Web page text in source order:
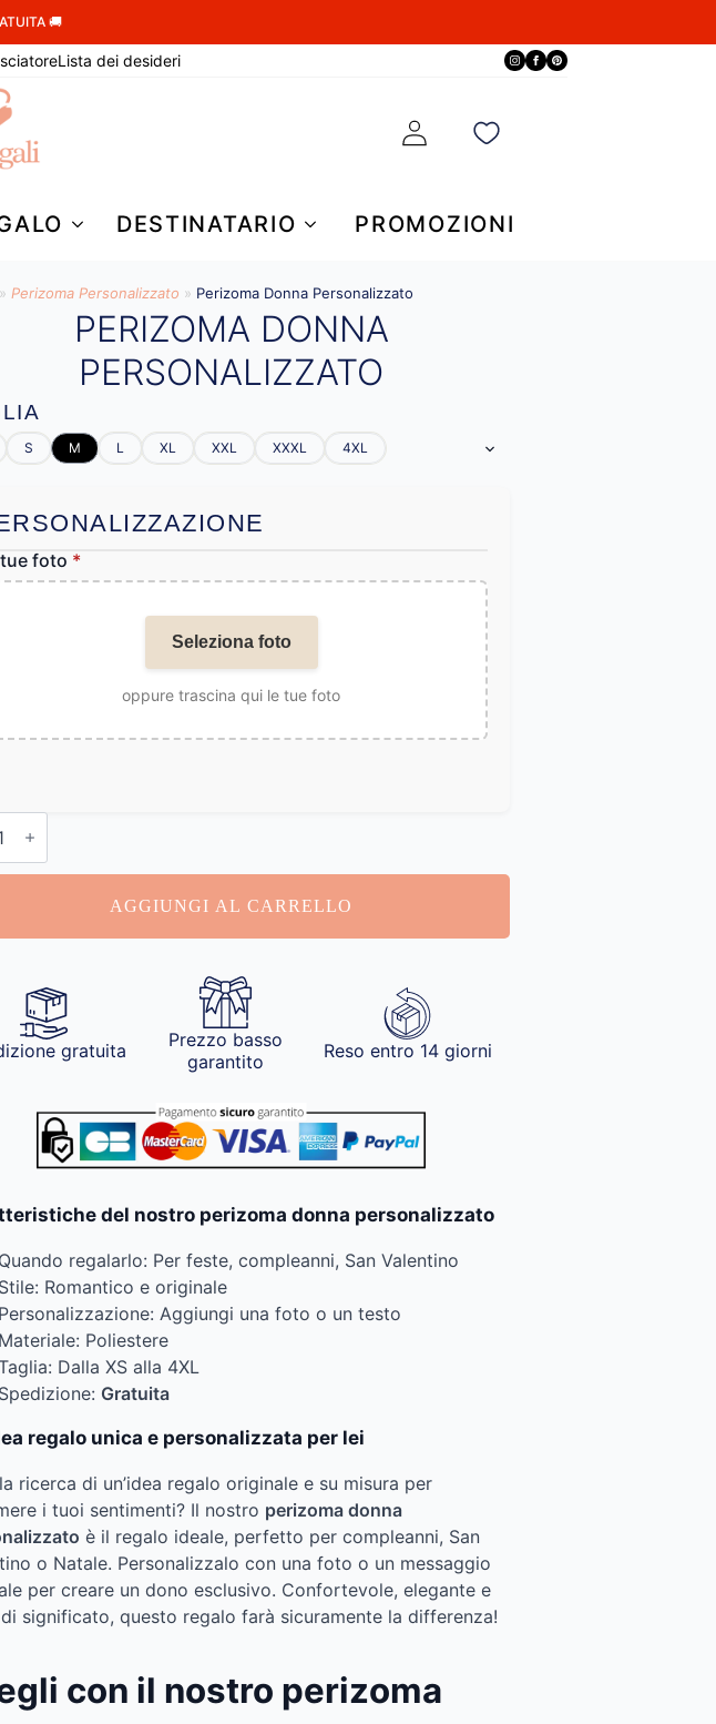
🚚
Lista dei desideri
DESTINATARIO PROMOZIONI
» Perizoma Personalizzato » Perizoma Donna Personalizzato
PERIZOMA DONNA
PERSONALIZZATO
S M L XL XXL XXXL 4XL
foto *
Seleziona foto
oppure trascina qui le tue foto
AGGIUNGI AL CARRELLO
gratuita
Prezzo basso
garantito
Reso entro 14 giorni
del nostro perizoma donna personalizzato
Quando regalarlo: Per feste, compleanni, San Valentino
Stile: Romantico e originale
Personalizzazione: Aggiungi una foto o un testo
Materiale: Poliestere
Dalla XS alla 4XL
Spedizione: Gratuita
regalo unica e personalizzata per lei
ricerca di un’idea regalo originale e su misura per
i tuoi sentimenti? Il nostro perizoma donna
è il regalo ideale, perfetto per compleanni, San
o Natale. Personalizzalo con una foto o un messaggio
per creare un dono esclusivo. Confortevole, elegante e
significato, questo regalo farà sicuramente la differenza!
con il nostro perizoma